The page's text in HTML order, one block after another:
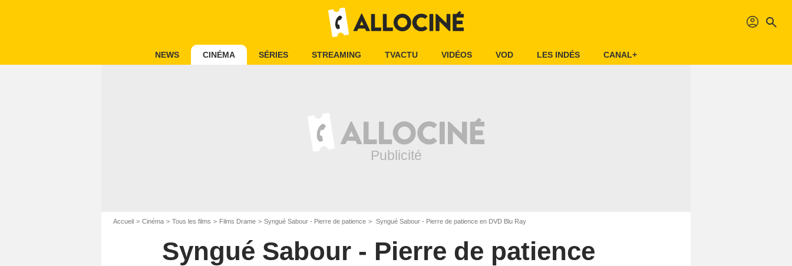
profil search
NEWS CINÉMA SÉRIES STREAMING TVACTU VIDÉOS VOD LES INDÉS CANAL+
Accueil Cinéma Tous les films Films Drame Syngué Sabour - Pierre de patience Syngué Sabour - Pierre de patience en DVD Blu Ray
Syngué Sabour - Pierre de patience